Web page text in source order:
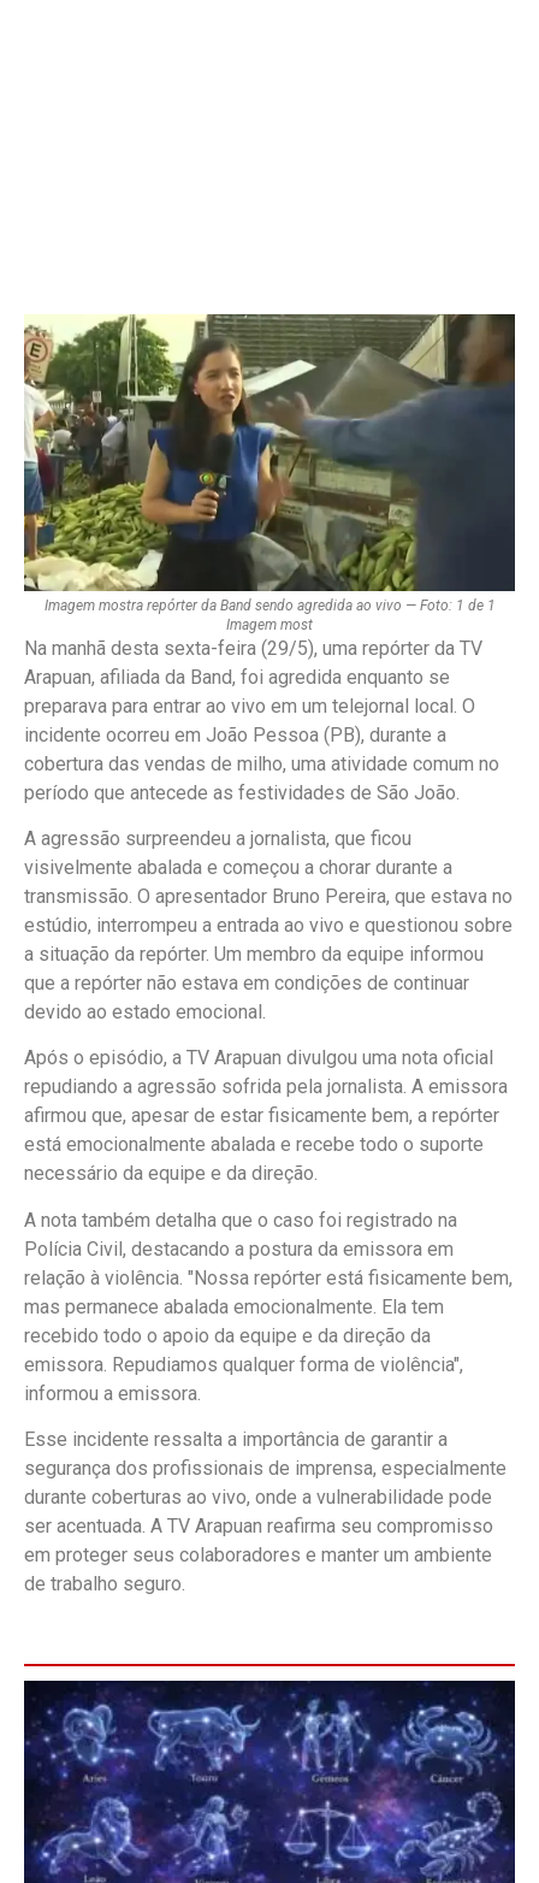
Imagem mostra repórter da Band sendo agredida ao vivo — Foto: 1 de 1
Imagem most
Na manhã desta sexta-feira (29/5), uma repórter da TV
Arapuan, afiliada da Band, foi agredida enquanto se
preparava para entrar ao vivo em um telejornal local. O
incidente ocorreu em João Pessoa (PB), durante a
cobertura das vendas de milho, uma atividade comum no
período que antecede as festividades de São João.
A agressão surpreendeu a jornalista, que ficou
visivelmente abalada e começou a chorar durante a
transmissão. O apresentador Bruno Pereira, que estava no
estúdio, interrompeu a entrada ao vivo e questionou sobre
a situação da repórter. Um membro da equipe informou
que a repórter não estava em condições de continuar
devido ao estado emocional.
Após o episódio, a TV Arapuan divulgou uma nota oficial
repudiando a agressão sofrida pela jornalista. A emissora
afirmou que, apesar de estar fisicamente bem, a repórter
está emocionalmente abalada e recebe todo o suporte
necessário da equipe e da direção.
A nota também detalha que o caso foi registrado na
Polícia Civil, destacando a postura da emissora em
relação à violência. "Nossa repórter está fisicamente bem,
mas permanece abalada emocionalmente. Ela tem
recebido todo o apoio da equipe e da direção da
emissora. Repudiamos qualquer forma de violência",
informou a emissora.
Esse incidente ressalta a importância de garantir a
segurança dos profissionais de imprensa, especialmente
durante coberturas ao vivo, onde a vulnerabilidade pode
ser acentuada. A TV Arapuan reafirma seu compromisso
em proteger seus colaboradores e manter um ambiente
de trabalho seguro.